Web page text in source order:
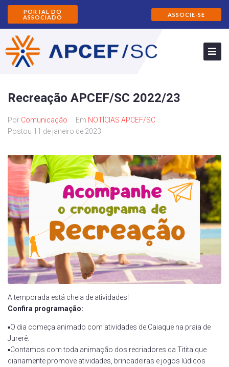
PORTAL DO
ASSOCIADO
ASSOCIE-SE
Recreação APCEF/SC 2022/23
Por Comunicação Em NOTÍCIAS APCEF/SC
Postou 11 de janeiro de 2023
A temporada está cheia de atividades!
Confira programação:
▪️O dia começa animado com atividades de Caiaque na praia de
Jurerê.
▪️Contamos com toda animação dos recriadores da Titita que
diariamente promove atividades, brincadeiras e jogos lúdicos